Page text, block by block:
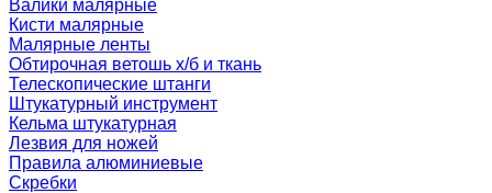
Валики малярные
Кисти малярные
Малярные ленты
Обтирочная ветошь х/б и ткань
Телескопические штанги
Штукатурный инструмент
Кельма штукатурная
Лезвия для ножей
Правила алюминиевые
Скребки